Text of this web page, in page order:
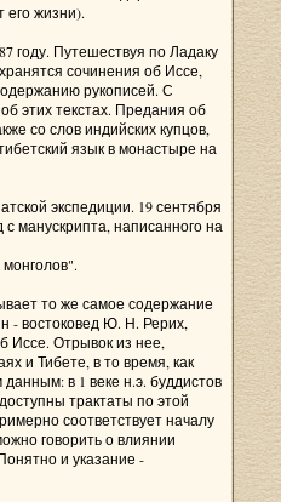
его жизни).
году. Путешествуя по Ладаку
сочинения об Иссе,
рукописей. С
этих текстах. Предания об
со слов индийских купцов,
язык в монастыре на
экспедиции. 19 сентября
манускрипта, написанного на
то же самое содержание
- востоковед Ю. Н. Рерих,
Иссе. Отрывок из нее,
и Тибете, в то время, как
в 1 веке н.э. буддистов
трактаты по этой
соответствует началу
говорить о влиянии
и указание -